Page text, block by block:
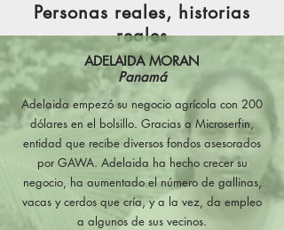
Personas reales, historias
reales
ADELAIDA MORAN
Panamá
Adelaida empezó su negocio agrícola con 200
dólares en el bolsillo. Gracias a Microserfin,
entidad que recibe diversos fondos asesorados
por GAWA. Adelaida ha hecho crecer su
negocio, ha aumentado el número de gallinas,
vacas y cerdos que cría, y a la vez, da empleo
a algunos de sus vecinos.